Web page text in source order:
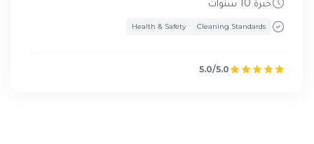
خبرة 10 سنوات
Cleaning Standards
Health & Safety
5.0/5.0